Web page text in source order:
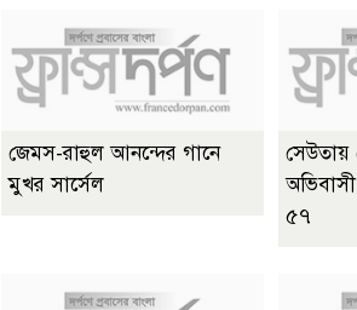
জেমস-রাহুল আনন্দের গানে
মুখর সার্সেল
সেউতায়
৫৭